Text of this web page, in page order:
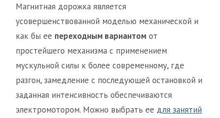
Магнитная дорожка является
усовершенствованной моделью механической и
как бы ее переходным вариантом от
простейшего механизма с применением
мускульной силы к более современному, где
разгон, замедление с последующей остановкой и
заданная интенсивность обеспечиваются
электромотором. Можно выбрать ее для занятий